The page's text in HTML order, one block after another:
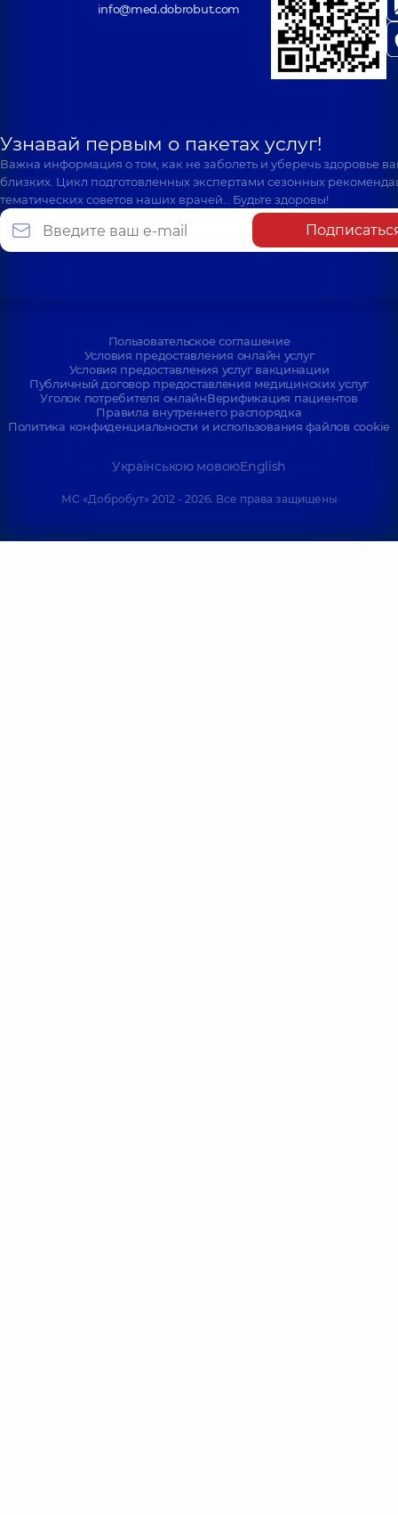
info@med.dobrobut.com
Узнавай первым о пакетах услуг!
Важна информация о том, как не заболеть и уберечь здоровье
близких. Цикл подготовленных экспертами сезонных
тематических советов наших врачей… Будьте здоровы!
Пользовательское соглашение
Условия предоставления онлайн услуг
Условия предоставления услуг вакцинации
Публичный договор предоставления медицинских услуг
Уголок потребителя онлайнВерификация пациентов
Правила внутреннего распорядка
Политика конфиденциальности и использования файлов cookie
Українською мовоюEnglish
МС «Добробут» 2012 - 2026. Все права защищены